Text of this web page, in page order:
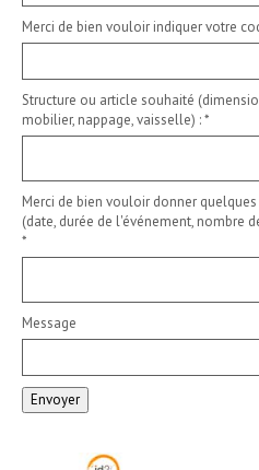
Merci de bien vouloir indiquer votre
Structure ou article souhaité
mobilier, nappage, vaisselle) :*
Merci de bien vouloir donner
(date, durée de l'événement, nombre
*
Message
Envoyer